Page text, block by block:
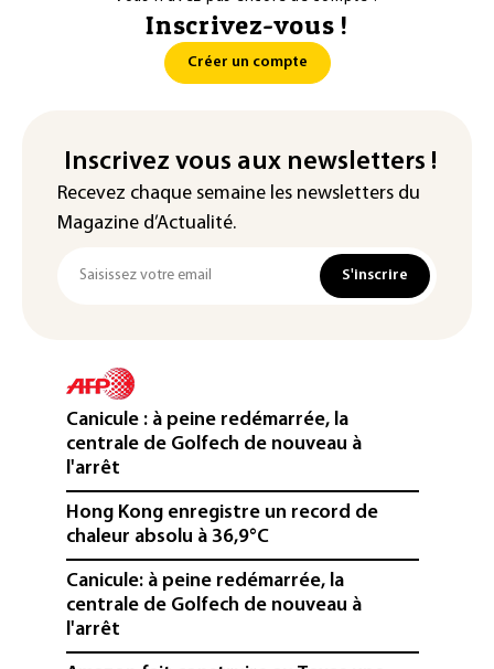
Inscrivez-vous !
Créer un compte
Inscrivez vous aux newsletters !
Recevez chaque semaine les newsletters du
Magazine d’Actualité.
S'inscrire
Canicule : à peine redémarrée, la
centrale de Golfech de nouveau à
l'arrêt
Hong Kong enregistre un record de
chaleur absolu à 36,9°C
Canicule: à peine redémarrée, la
centrale de Golfech de nouveau à
l'arrêt